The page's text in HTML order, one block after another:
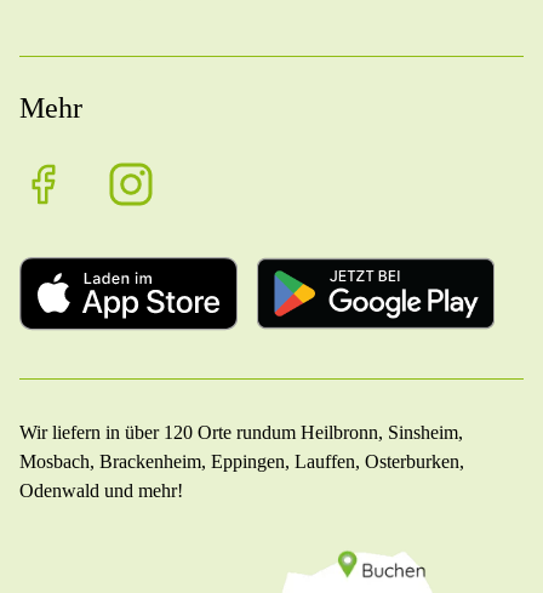
Mehr
Wir liefern in über 120 Orte rundum Heilbronn, Sinsheim,
Mosbach, Brackenheim, Eppingen, Lauffen, Osterburken,
Odenwald und mehr!